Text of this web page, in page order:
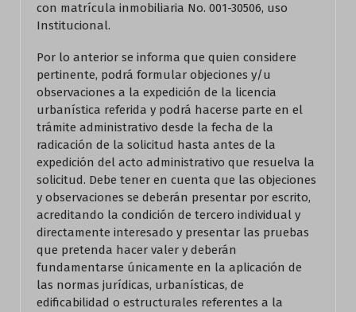
con matrícula inmobiliaria No. 001-30506, uso
Institucional.
Por lo anterior se informa que quien considere
pertinente, podrá formular objeciones y/u
observaciones a la expedición de la licencia
urbanística referida y podrá hacerse parte en el
trámite administrativo desde la fecha de la
radicación de la solicitud hasta antes de la
expedición del acto administrativo que resuelva la
solicitud. Debe tener en cuenta que las objeciones
y observaciones se deberán presentar por escrito,
acreditando la condición de tercero individual y
directamente interesado y presentar las pruebas
que pretenda hacer valer y deberán
fundamentarse únicamente en la aplicación de
las normas jurídicas, urbanísticas, de
edificabilidad o estructurales referentes a la